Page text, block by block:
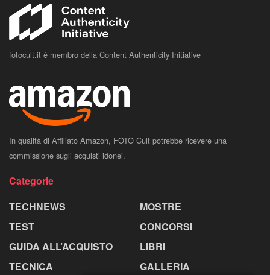
fotocult.it è membro della Content Authenticity Initiative
In qualità di Affiliato Amazon, FOTO Cult potrebbe ricevere una
commissione sugli acquisti idonei.
Categorie
TECHNEWS
TEST
GUIDA ALL’ACQUISTO
TECNICA
MOSTRE
CONCORSI
LIBRI
GALLERIA